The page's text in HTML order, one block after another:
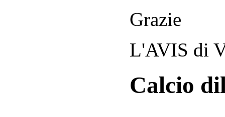
Grazie
L'AVIS di
Calcio